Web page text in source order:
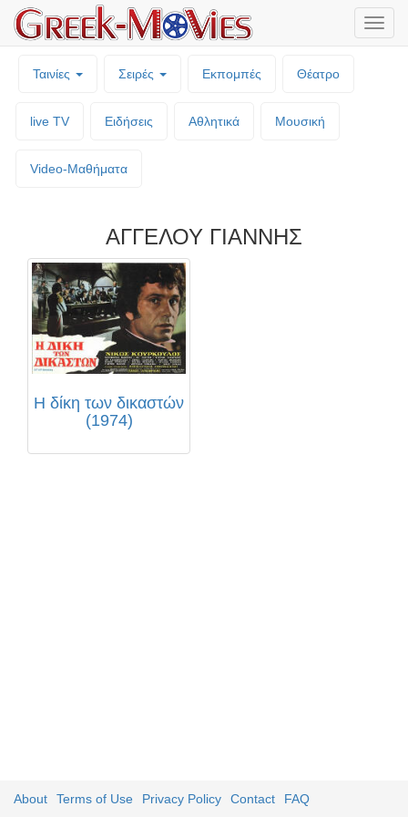
Ταινίες Σειρές Εκπομπές Θέατρο
live TV Ειδήσεις Αθλητικά Μουσική
Video-Mαθήματα
ΑΓΓΕΛΟΥ ΓΙΑΝΝΗΣ
Η δίκη των δικαστών
(1974)
About Terms of Use Privacy Policy Contact FAQ